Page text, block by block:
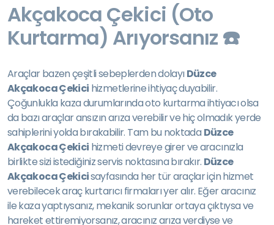
Akçakoca Çekici (Oto
Kurtarma) Arıyorsanız ☎️
Araçlar bazen çeşitli sebeplerden dolayıDüzce
Akçakoca Çekici hizmetlerine ihtiyaç duyabilir.
Çoğunlukla kaza durumlarında oto kurtarma ihtiyacı olsa
da bazı araçlar ansızın arıza verebilir ve hiç olmadık yerde
sahiplerini yolda bırakabilir. Tam bu noktada Düzce
Akçakoca Çekici hizmeti devreye girer ve aracınızla
birlikte sizi istediğiniz servis noktasına bırakır. Düzce
Akçakoca Çekicisayfasında her tür araçlar için hizmet
verebilecek araç kurtarıcı firmaları yer alır. Eğer aracınız
ile kaza yaptıysanız, mekanik sorunlar ortaya çıktıysa ve
hareket ettiremiyorsanız, aracınız arıza verdiyse ve